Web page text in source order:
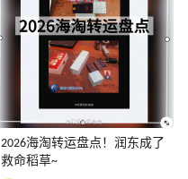
2026海淘转运盘点！润东成了
救命稻草~